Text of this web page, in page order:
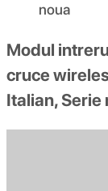
noua
Modul
cruce
Italian, Serie